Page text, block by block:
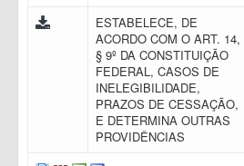
ESTABELECE, DE
ACORDO COM O ART. 14,
§ 9º DA CONSTITUIÇÃO
FEDERAL, CASOS DE
INELEGIBILIDADE,
PRAZOS DE CESSAÇÃO,
E DETERMINA OUTRAS
PROVIDÊNCIAS